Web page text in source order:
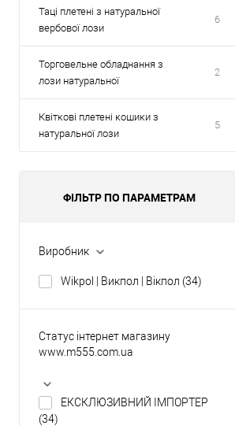
Таці плетені з натуральної
вербової лози
6
Торговельне обладнання з
лози натуральної
2
Квіткові плетені кошики з
натуральної лози
5
ФІЛЬТР ПО ПАРАМЕТРАМ
Виробник
Wikpol | Викпол | Вікпол (34)
Статус інтернет магазину
www.m555.com.ua
ЕКСКЛЮЗИВНИЙ ІМПОРТЕР
(34)